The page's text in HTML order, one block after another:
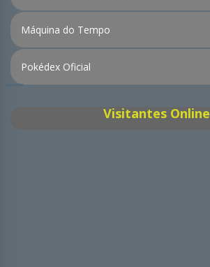
Máquina do Tempo
Pokédex Oficial
Visitantes Online